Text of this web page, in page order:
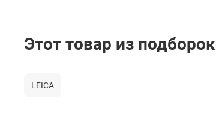
Специальные устройства
Этот товар из подборок
LEICA